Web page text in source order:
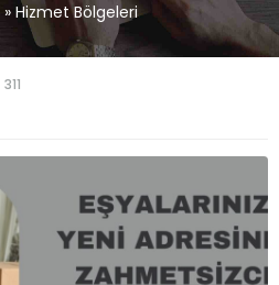
» Hizmet Bölgeleri
311